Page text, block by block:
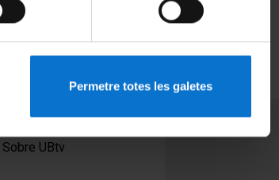
Permetre totes les galetes
PEU 2
Sobre UBtv
PEU 3